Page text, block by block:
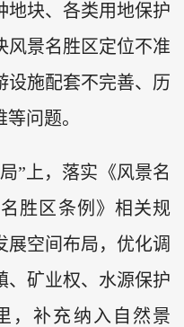
地块、各类用地保护
风景名胜区定位不准
设施配套不完善、历
问题。
”上，落实《风景名
胜区条例》相关规
展空间布局，优化调
、矿业权、水源保护
，补充纳入自然景